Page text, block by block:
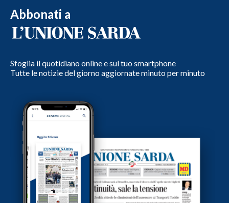
Abbonati a
Sfoglia il quotidiano online e sul tuo smartphone
Tutte le notizie del giorno aggiornate minuto per minuto